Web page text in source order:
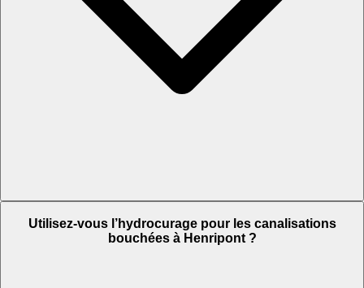
Utilisez-vous l’hydrocurage pour les canalisations
bouchées à Henripont ?